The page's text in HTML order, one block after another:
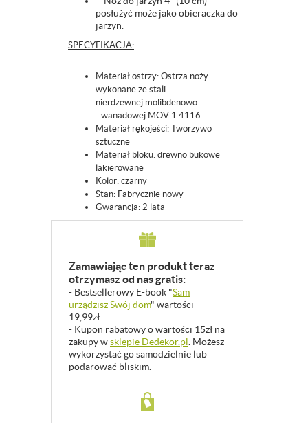
posłużyć może jako obieraczka do
jarzyn.
SPECYFIKACJA:
Materiał ostrzy: Ostrza noży
wykonane ze stali
nierdzewnej molibdenowo
- wanadowej MOV 1.4116.
Materiał rękojeści: Tworzywo
sztuczne
Materiał bloku: drewno bukowe
lakierowane
Kolor: czarny
Stan: Fabrycznie nowy
Gwarancja: 2 lata
Zamawiając ten produkt teraz
otrzymasz od nas gratis:
- Bestsellerowy E-book "Sam
urządzisz Swój dom" wartości
19,99zł
- Kupon rabatowy o wartości 15zł na
zakupy wsklepie Dedekor.pl. Możesz
wykorzystać go samodzielnie lub
podarować bliskim.